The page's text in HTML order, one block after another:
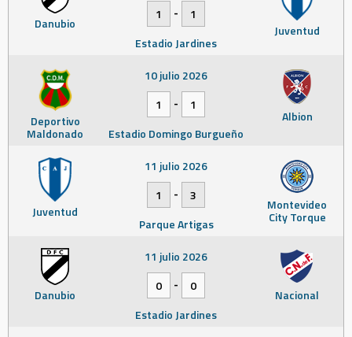
Danubio Juventud
1
-
1
Estadio Jardines
Deportivo
Maldonado
Albion
10 julio 2026
1
-
1
Estadio Domingo Burgueño
Juventud Montevideo
City Torque
11 julio 2026
1
-
3
Parque Artigas
Danubio Nacional
11 julio 2026
0
-
0
Estadio Jardines